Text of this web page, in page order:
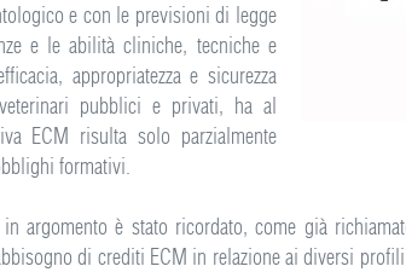
e con le previsioni di legge
e le abilità cliniche, tecniche e
appropriatezza e sicurezza
pubblici e privati, ha al
ECM risulta solo parzialmente
formativi.
argomento è stato ricordato, come già
di crediti ECM in relazione ai diversi